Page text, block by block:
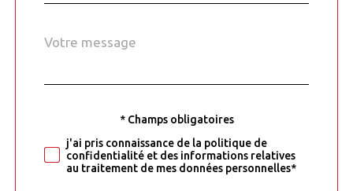
Fieldset
défaut
Message
Validation* Champs obligatoires
j'ai pris connaissance de la politique de
confidentialité et des informations relatives
au traitement de mes données personnelles*